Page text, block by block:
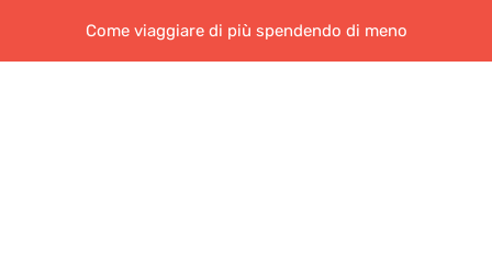
Come viaggiare di più spendendo di meno